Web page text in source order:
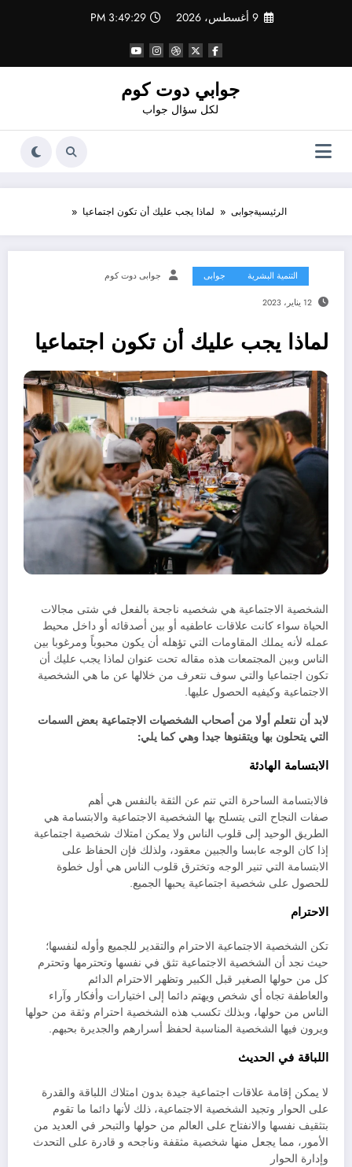
9 أغسطس، 2026 3:49:30 PM
جوابي دوت كوم
لكل سؤال جواب
الرئيسيةجوابى لماذا يجب عليك أن تكون اجتماعيا
التنمية البشرية جوابى جوابى دوت كوم
12 يناير، 2023
لماذا يجب عليك أن تكون اجتماعيا
الشخصية الاجتماعية هي شخصيه ناجحة بالفعل في شتى مجالات
الحياة سواء كانت علاقات عاطفيه أو بين أصدقائه أو داخل محيط
عمله لأنه يملك المقاومات التي تؤهله أن يكون محبوباً ومرغوبا بين
الناس وبين المجتمعات هذه مقاله تحت عنوان لماذا يجب عليك أن
تكون اجتماعيا والتي سوف نتعرف من خلالها عن ما هي الشخصية
الاجتماعية وكيفيه الحصول عليها.
لابد أن نتعلم أولا من أصحاب الشخصيات الاجتماعية بعض السمات
التي يتحلون بها ويتقنوها جيدا وهي كما يلي:
الابتسامة الهادئة
فالابتسامة الساحرة التي تنم عن الثقة بالنفس هي أهم
صفات النجاح التى يتسلح بها الشخصية الاجتماعية والابتسامة هي
الطريق الوحيد إلى قلوب الناس ولا يمكن امتلاك شخصية اجتماعية
إذا كان الوجه عابسا والجبين معقود، ولذلك فإن الحفاظ على
الابتسامة التي تنير الوجه وتخترق قلوب الناس هي أول خطوة
للحصول على شخصية اجتماعية يحبها الجميع.
الاحترام
تكن الشخصية الاجتماعية الاحترام والتقدير للجميع وأوله لنفسها؛
حيث نجد أن الشخصية الاجتماعية تثق في نفسها وتحترمها وتحترم
كل من حولها الصغير قبل الكبير وتظهر الاحترام الدائم
والعاطفة تجاه أي شخص ويهتم دائما إلى اختيارات وأفكار وآراء
الناس من حولها، وبذلك تكسب هذه الشخصية احترام وثقة من حولها
ويرون فيها الشخصية المناسبة لحفظ أسرارهم والجديرة بحبهم.
اللباقة في الحديث
لا يمكن إقامة علاقات اجتماعية جيدة بدون امتلاك اللباقة والقدرة
على الحوار وتجيد الشخصية الاجتماعية، ذلك لأنها دائما ما تقوم
بتثقيف نفسها والانفتاح على العالم من حولها والتبحر في العديد من
الأمور، مما يجعل منها شخصية مثقفة وناجحه و قادرة على التحدث
وإدارة الحوار